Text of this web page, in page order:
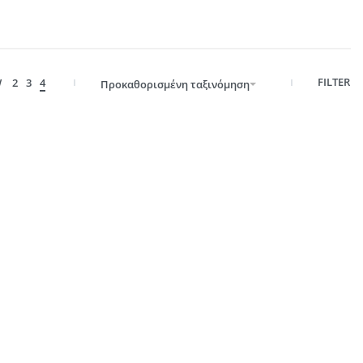
2 3 4 Προκαθορισμένη ταξινόμηση FILTER